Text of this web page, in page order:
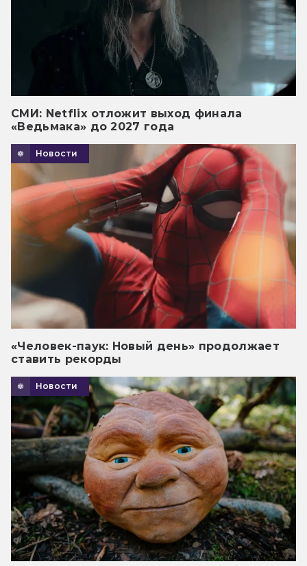
СМИ: Netflix отложит выход финала
«Ведьмака» до 2027 года
Новости
«Человек-паук: Новый день» продолжает
ставить рекорды
Новости